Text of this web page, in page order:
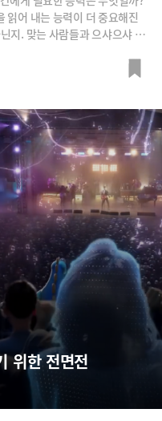
읽어 내는 능력이 더 중요해진
지. 맞는 사람들과 으샤으샤 할
의 영역으로 들어올 생성AI시
위한 전면전